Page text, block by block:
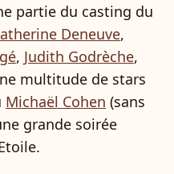
partie du casting du
Deneuve,
, Judith Godrèche,
multitude de stars
Michaël Cohen (sans
grande soirée